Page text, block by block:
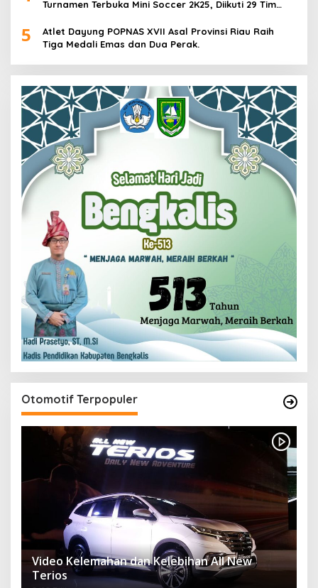
Turnamen Terbuka Mini Soccer 2K25, Diikuti 29 Tim
5
Atlet Dayung POPNAS XVII Asal Provinsi Riau Raih
Tiga Medali Emas dan Dua Perak.
Otomotif Terpopuler
Video Kelemahan dan Kelebihan All New
Terios